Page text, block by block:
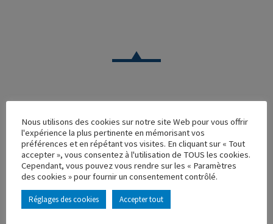
VOITURE
CITROEN 500KG NORMA JAUNE ET BLEUE
Réf. : 100014
Rupture de stock
Caractéristique principales :
Nous utilisons des cookies sur notre site Web pour vous offrir
l'expérience la plus pertinente en mémorisant vos
préférences et en répétant vos visites. En cliquant sur « Tout
accepter », vous consentez à l'utilisation de TOUS les cookies.
Cependant, vous pouvez vous rendre sur les « Paramètres
des cookies » pour fournir un consentement contrôlé.
Réglages des cookies Accepter tout